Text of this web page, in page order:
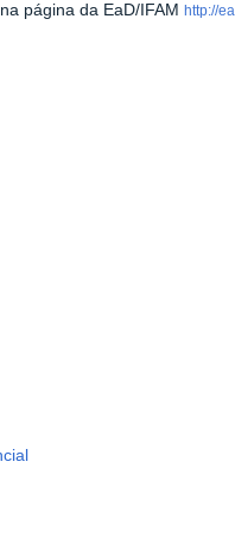
página da EaD/IFAM http://